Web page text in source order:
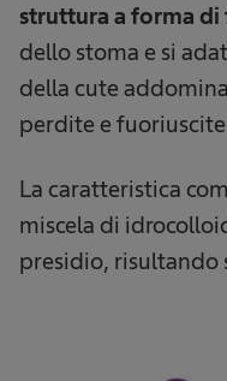
struttura a forma di
dello stoma e si
della cute
perdite e
La caratteristica
miscela di
presidio, risultando